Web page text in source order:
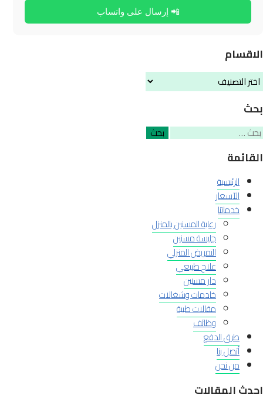
📲 إرسال على واتساب
الاقسام
الاقسام
بحث
البحث
القائمة
الرئيسية
الآسعار
خدماتنا
رعاية المسنين بالمنزل
جليسة مسنين
التمريض المنزلي
علاج طبيعي
دار مسنين
خادمات وشغالات
مقالات طبية
وظائف
طرق الدفع
أتصل بنا
من نحن
احدث المقالات